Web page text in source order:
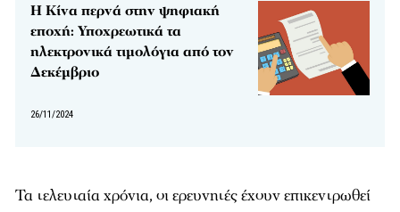
Η Κίνα περνά στην ψηφιακή
εποχή: Υποχρεωτικά τα
ηλεκτρονικά τιμολόγια από τον
Δεκέμβριο
26/11/2024
Τα τελευταία χρόνια, οι ερευνητές έχουν επικεντρωθεί